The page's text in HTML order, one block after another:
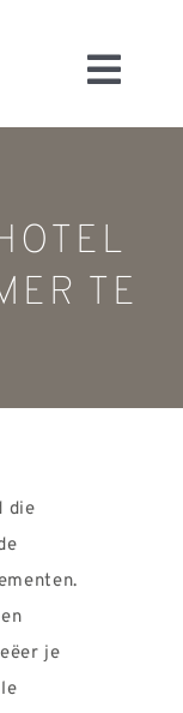
KEUKENS
REVIEWS
CONTACT
TE
die
je